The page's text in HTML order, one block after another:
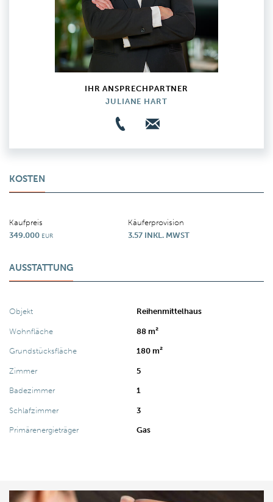
IHR ANSPRECHPARTNER
JULIANE HART
KOSTEN
Kaufpreis
349.000 EUR
Käuferprovision
3.57 INKL. MWST
AUSSTATTUNG
Objekt Reihenmittelhaus
Wohnfläche 88 m²
Grundstücksfläche 180 m²
Zimmer 5
Badezimmer 1
Schlafzimmer 3
Primärenergieträger Gas